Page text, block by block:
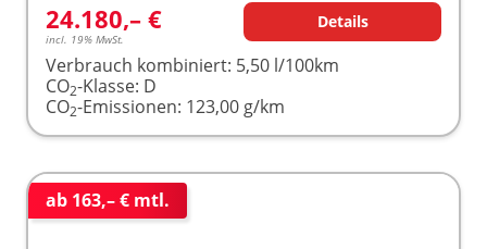
24.180,– €
incl. 19% MwSt.
Details
Verbrauch kombiniert: 5,50 l/100km
CO2-Klasse: D
CO2-Emissionen: 123,00 g/km
ab 163,– € mtl.